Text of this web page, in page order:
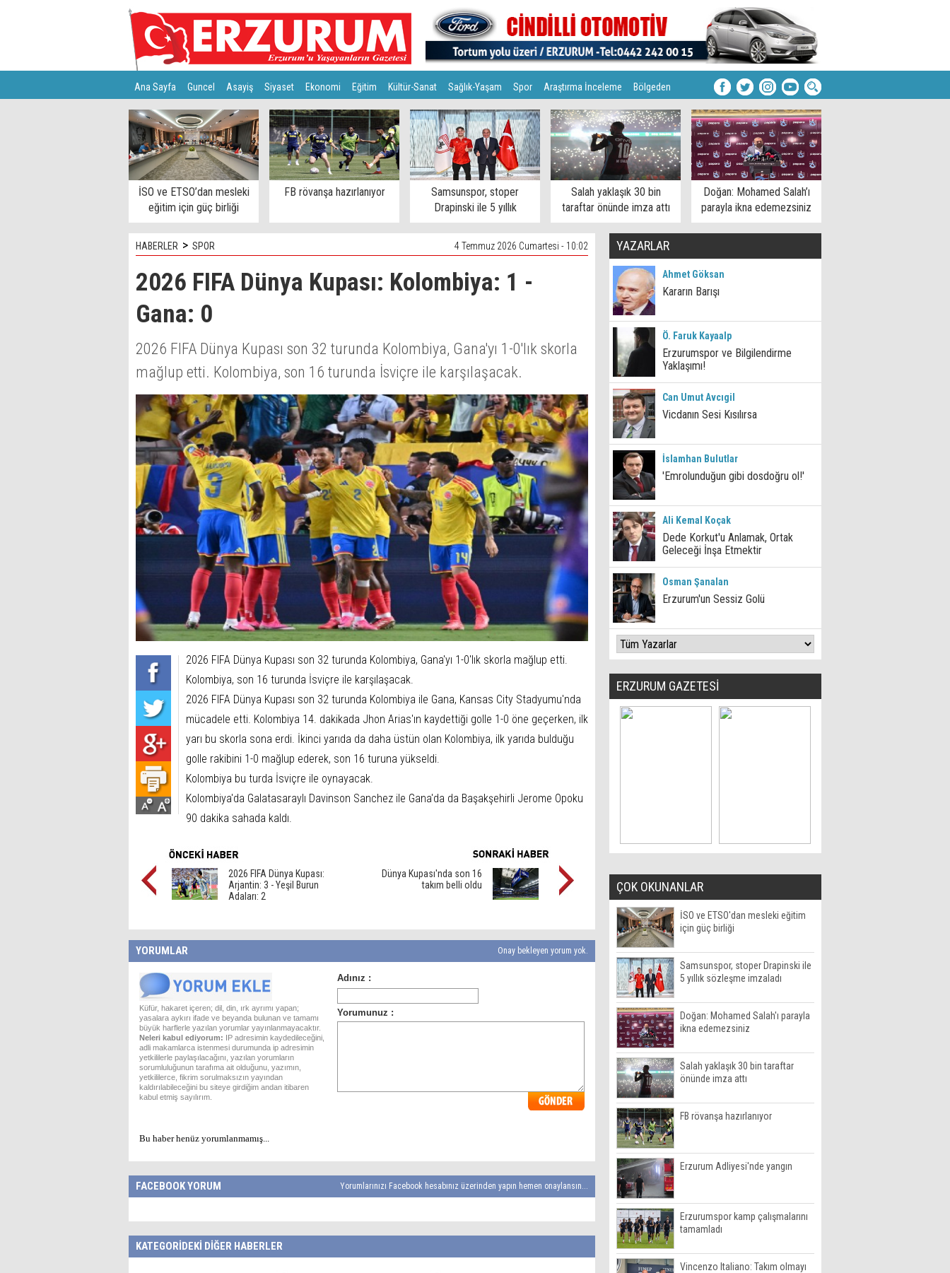
Ana Sayfa Guncel Asayiş Siyaset Ekonomi Eğitim Kültür-Sanat Sağlık-Yaşam Spor Araştırma İnceleme Bölgeden
Türkiye Teknoloji
İSO ve ETSO’dan mesleki
eğitim için güç birliği
FB rövanşa hazırlanıyor
Samsunspor, stoper
Drapinski ile 5 yıllık
sözleşme imzaladı
Salah yaklaşık 30 bin
taraftar önünde imza attı
Doğan: Mohamed Salah’ı
parayla ikna edemezsiniz
HABERLER > SPOR 4 Temmuz 2026 Cumartesi - 10:02
2026 FIFA Dünya Kupası: Kolombiya: 1 -
Gana: 0
2026 FIFA Dünya Kupası son 32 turunda Kolombiya, Gana'yı 1-0'lık skorla
mağlup etti. Kolombiya, son 16 turunda İsviçre ile karşılaşacak.
2026 FIFA Dünya Kupası son 32 turunda Kolombiya, Gana'yı 1-0'lık skorla mağlup etti.
Kolombiya, son 16 turunda İsviçre ile karşılaşacak.
2026 FIFA Dünya Kupası son 32 turunda Kolombiya ile Gana, Kansas City Stadyumu'nda
mücadele etti. Kolombiya 14. dakikada Jhon Arias'ın kaydettiği golle 1-0 öne geçerken, ilk
yarı bu skorla sona erdi. İkinci yarıda da daha üstün olan Kolombiya, ilk yarıda bulduğu
golle rakibini 1-0 mağlup ederek, son 16 turuna yükseldi.
Kolombiya bu turda İsviçre ile oynayacak.
Kolombiya'da Galatasaraylı Davinson Sanchez ile Gana'da da Başakşehirli Jerome Opoku
90 dakika sahada kaldı.
2026 FIFA Dünya Kupası:
Arjantin: 3 - Yeşil Burun
Adaları: 2
Dünya Kupası'nda son 16
takım belli oldu
YORUMLAR Onay bekleyen yorum yok.
Küfür, hakaret içeren; dil, din, ırk ayrımı yapan;
yasalara aykırı ifade ve beyanda bulunan ve tamamı
büyük harflerle yazılan yorumlar yayınlanmayacaktır.
Neleri kabul ediyorum: IP adresimin kaydedileceğini,
adli makamlarca istenmesi durumunda ip adresimin
yetkililerle paylaşılacağını, yazılan yorumların
sorumluluğunun tarafıma ait olduğunu, yazımın,
yetkililerce, fikrim sorulmaksızın yayından
kaldırılabileceğini bu siteye girdiğim andan itibaren
kabul etmiş sayılırım.
Bu haber henüz yorumlanmamış...
FACEBOOK YORUM Yorumlarınızı Facebook hesabınız üzerinden yapın hemen onaylansın...
KATEGORİDEKİ DİĞER HABERLER
YAZARLAR
Ahmet Göksan
Kararın Barışı
Ö. Faruk Kayaalp
Erzurumspor ve Bilgilendirme
Yaklaşımı!
Can Umut Avcıgil
Vicdanın Sesi Kısılırsa
İslamhan Bulutlar
'Emrolunduğun gibi dosdoğru ol!'
Ali Kemal Koçak
Dede Korkut'u Anlamak, Ortak
Geleceği İnşa Etmektir
Osman Şanalan
Erzurum'un Sessiz Golü
ERZURUM GAZETESİ
ÇOK OKUNANLAR
İSO ve ETSO'dan mesleki eğitim
için güç birliği
Samsunspor, stoper Drapinski ile
5 yıllık sözleşme imzaladı
Doğan: Mohamed Salah'ı parayla
ikna edemezsiniz
Salah yaklaşık 30 bin taraftar
önünde imza attı
FB rövanşa hazırlanıyor
Erzurum Adliyesi'nde yangın
Erzurumspor kamp çalışmalarını
tamamladı
Vincenzo Italiano: Takım olmayı